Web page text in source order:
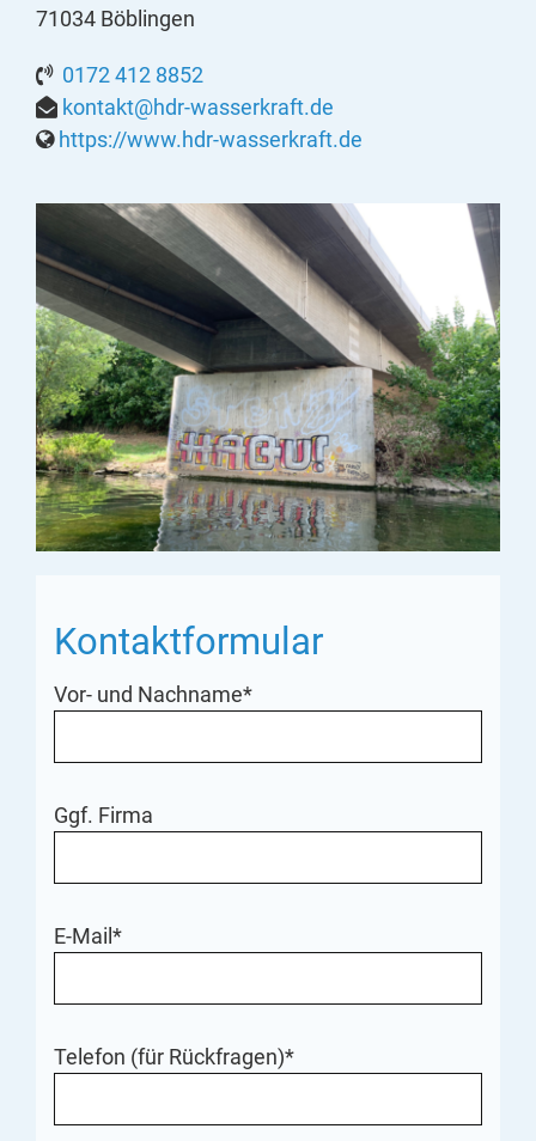
71034 Böblingen
0172 412 8852
kontakt@hdr-wasserkraft.de
https://www.hdr-wasserkraft.de
Kontaktformular
Vor- und Nachname*
Ggf. Firma
E-Mail*
Telefon (für Rückfragen)*